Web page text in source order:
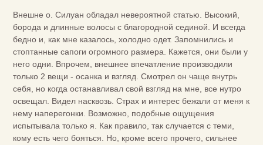
Внешне о. Силуан обладал невероятной статью. Высокий,
борода и длинные волосы с благородной сединой. И всегда
бедно и, как мне казалось, холодно одет. Запомнились и
стоптанные сапоги огромного размера. Кажется, они были у
него одни. Впрочем, внешнее впечатление производили
только 2 вещи - осанка и взгляд. Смотрел он чаще внутрь
себя, но когда останавливал свой взгляд на мне, все нутро
освещал. Видел насквозь. Страх и интерес бежали от меня к
нему наперегонки. Возможно, подобные ощущения
испытывала только я. Как правило, так случается с теми,
кому есть чего бояться. Но, кроме всего прочего, сильнее